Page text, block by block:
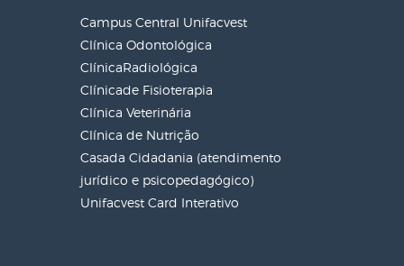
Campus Central Unifacvest
Clínica Odontológica
ClínicaRadiológica
Clínicade Fisioterapia
Clínica Veterinária
Clínica de Nutrição
Casada Cidadania (atendimento
jurídico e psicopedagógico)
Unifacvest Card Interativo